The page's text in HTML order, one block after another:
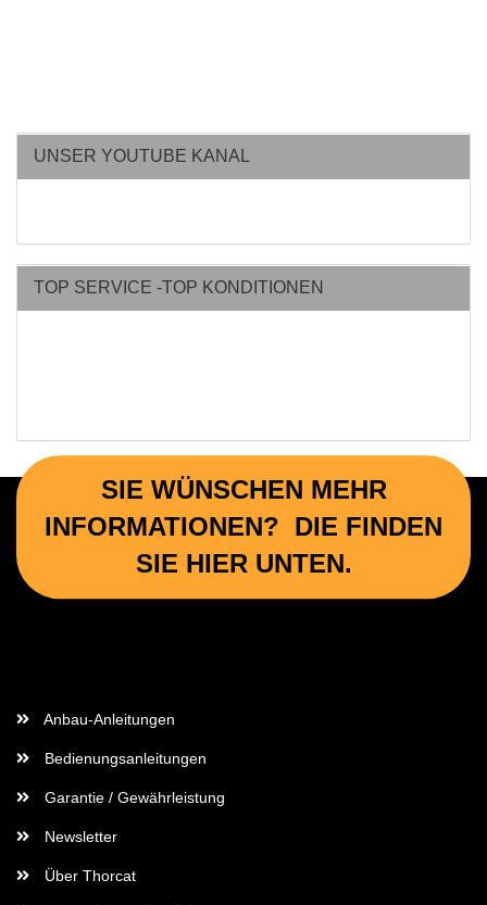
UNSER YOUTUBE KANAL
TOP SERVICE -TOP KONDITIONEN
SIE WÜNSCHEN MEHR
INFORMATIONEN? DIE FINDEN
SIE HIER UNTEN.
Anbau-Anleitungen
Bedienungsanleitungen
Garantie / Gewährleistung
Newsletter
Über Thorcat